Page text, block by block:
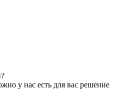
у нас есть для вас решение